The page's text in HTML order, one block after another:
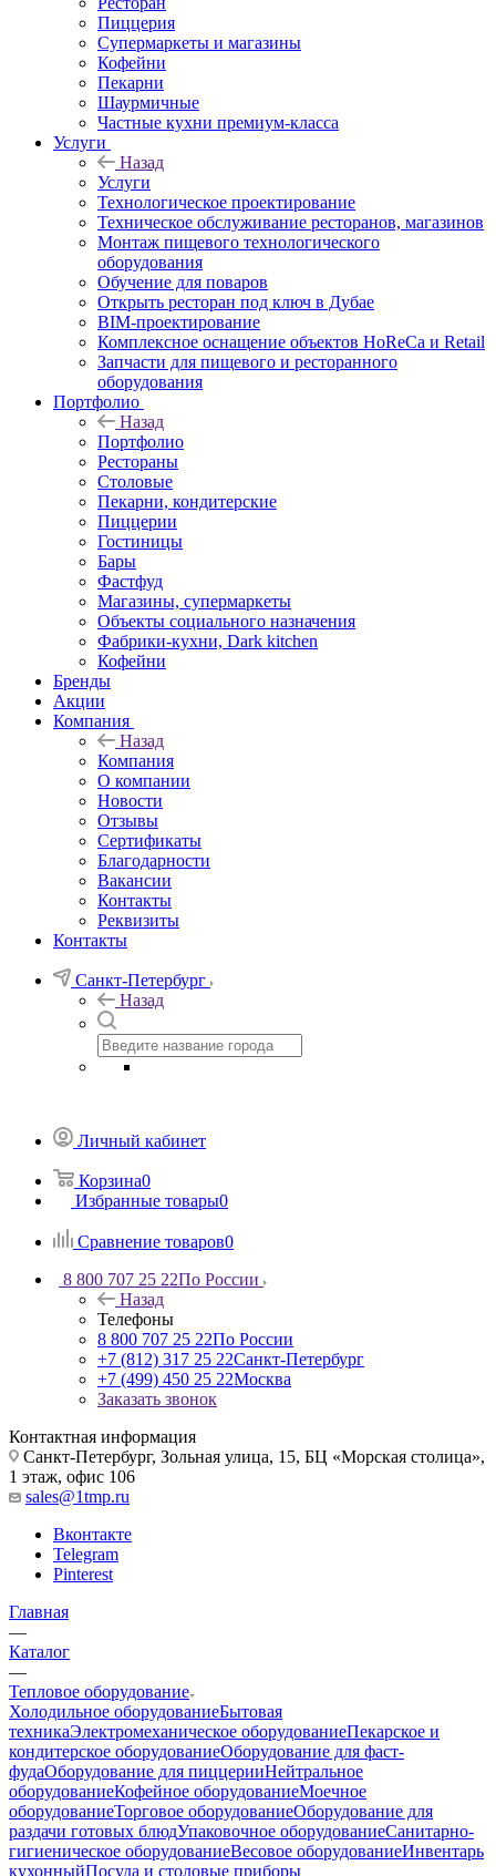
Пиццерия
Супермаркеты и магазины
Кофейни
Пекарни
Шаурмичные
Частные кухни премиум-класса
Услуги
Назад
Услуги
Технологическое проектирование
Техническое обслуживание ресторанов, магазинов
Монтаж пищевого технологического
оборудования
Обучение для поваров
Открыть ресторан под ключ в Дубае
BIM-проектирование
Комплексное оснащение объектов HoReCa и Retail
Запчасти для пищевого и ресторанного
оборудования
Портфолио
Назад
Портфолио
Рестораны
Столовые
Пекарни, кондитерские
Пиццерии
Гостиницы
Бары
Фастфуд
Магазины, супермаркеты
Объекты социального назначения
Фабрики-кухни, Dark kitchen
Кофейни
Бренды
Акции
Компания
Назад
Компания
О компании
Новости
Отзывы
Сертификаты
Благодарности
Вакансии
Контакты
Реквизиты
Контакты
Санкт-Петербург
Назад
Личный кабинет
Корзина0
Избранные товары0
Сравнение товаров0
8 800 707 25 22По России
Назад
Телефоны
8 800 707 25 22По России
+7 (812) 317 25 22Санкт-Петербург
+7 (499) 450 25 22Москва
Заказать звонок
Контактная информация
Санкт-Петербург, Зольная улица, 15, БЦ «Морская столица»,
1 этаж, офис 106
sales@1tmp.ru
Вконтакте
Telegram
Pinterest
Главная
—
Каталог
—
Тепловое оборудование
Холодильное оборудованиеБытовая
техникаЭлектромеханическое оборудованиеПекарское и
кондитерское оборудованиеОборудование для фаст-
фудаОборудование для пиццерииНейтральное
оборудованиеКофейное оборудованиеМоечное
оборудованиеТорговое оборудованиеОборудование для
раздачи готовых блюдУпаковочное оборудованиеСанитарно-
гигиеническое оборудованиеВесовое оборудованиеИнвентарь
кухонныйПосуда и столовые приборы